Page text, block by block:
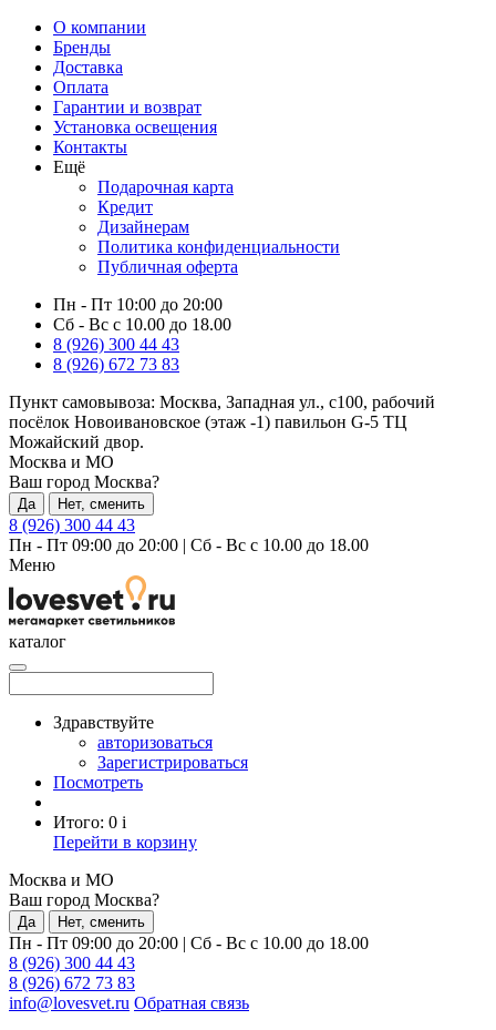
О компании
Бренды
Доставка
Оплата
Гарантии и возврат
Установка освещения
Контакты
Ещё
Подарочная карта
Кредит
Дизайнерам
Политика конфиденциальности
Публичная оферта
Пн - Пт 10:00 до 20:00
Сб - Вс с 10.00 до 18.00
8 (926) 300 44 43
8 (926) 672 73 83
Пункт самовывоза: Москва, Западная ул., с100, рабочий
посёлок Новоивановское (этаж -1) павильон G-5 ТЦ
Можайский двор.
Москва и МО
Ваш город Москва?
Да Нет, сменить
8 (926) 300 44 43
Пн - Пт 09:00 до 20:00 | Сб - Вс с 10.00 до 18.00
Меню
каталог
Здравствуйте
авторизоваться
Зарегистрироваться
Посмотреть
Итого: 0 i
Перейти в корзину
Москва и МО
Ваш город Москва?
Да Нет, сменить
Пн - Пт 09:00 до 20:00 | Сб - Вс с 10.00 до 18.00
8 (926) 300 44 43
8 (926) 672 73 83
info@lovesvet.ru Обратная связь